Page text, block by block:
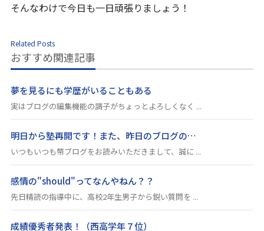
そんなわけで今日も一日頑張りましょう！
Related Posts
おすすめ関連記事
夢を見るにも学歴がいることもある
実はブログの編集機能の調子がちょっとよろしくなく ...
明日から塾再開です！また、昨日のブログの…
いつもいつも幣ブログをお読みいただきまして、誠に ...
感情の"should"ってなんやねん？？
先日精読の指導中に、高校2年生男子から鋭い質問を ...
成績優秀者発表！（西高学年７位）